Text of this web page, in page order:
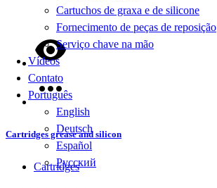
Cartuchos de graxa e de silicone
Fornecimento de peças de reposição
Serviço chave na mão
Vídeos
Contato
Português
English
Deutsch
Español
Русский
Cartridges grease and silicon
Cartridges